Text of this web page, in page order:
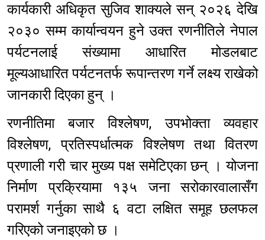
कार्यकारी अधिकृत सुजिव शाक्यले सन् २०२६ देखि
२०३० सम्म कार्यान्वयन हुने उक्त रणनीतिले नेपाल
पर्यटनलाई संख्यामा आधारित मोडलबाट
मूल्यआधारित पर्यटनतर्फ रूपान्तरण गर्ने लक्ष्य राखेको
जानकारी दिएका हुन् ।
रणनीतिमा बजार विश्लेषण, उपभोक्ता व्यवहार
विश्लेषण, प्रतिस्पर्धात्मक विश्लेषण तथा वितरण
प्रणाली गरी चार मुख्य पक्ष समेटिएका छन् । योजना
निर्माण प्रक्रियामा १३५ जना सरोकारवालासँग
परामर्श गर्नुका साथै ६ वटा लक्षित समूह छलफल
गरिएको जनाइएको छ ।